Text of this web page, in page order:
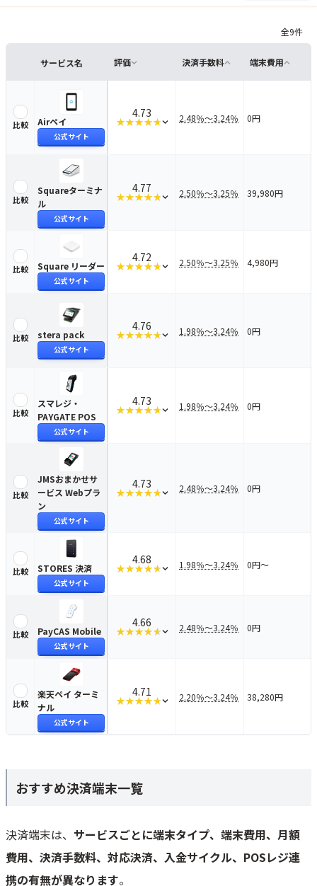
全9件
サービス名 評価 決済手数料 端末費用
比較
Airペイを比較する
Airペイ
公式サイト
4.73
★★★★★
★★★★★
評価の内訳を見る
2.48％〜3.24％ 0円
比較
Squareターミナルを比較する
Squareターミナ
ル
公式サイト
4.77
★★★★★
★★★★★
評価の内訳を見る
2.50％〜3.25％ 39,980円
比較
Square リーダーを比較する
Square リーダー
公式サイト
4.72
★★★★★
★★★★★
評価の内訳を見る
2.50％〜3.25％ 4,980円
比較
stera pack を比較する
stera pack
公式サイト
4.76
★★★★★
★★★★★
評価の内訳を見る
1.98％〜3.24％ 0円
比較
スマレジ・PAYGATE POS を比較する
スマレジ・
PAYGATE POS
公式サイト
4.73
★★★★★
★★★★★
評価の内訳を見る
1.98％〜3.24％ 0円
比較
JMSおまかせサービス Webプランを比較する
JMSおまかせサ
ービス Webプラ
ン
公式サイト
4.73
★★★★★
★★★★★
評価の内訳を見る
2.48％〜3.24％ 0円
比較
STORES 決済を比較する
STORES 決済
公式サイト
4.68
★★★★★
★★★★★
評価の内訳を見る
1.98％〜3.24％ 0円〜
比較
PayCAS Mobileを比較する
PayCAS Mobile
公式サイト
4.66
★★★★★
★★★★★
評価の内訳を見る
2.48％〜3.24％ 0円
比較
楽天ペイ ターミナル を比較する
楽天ペイ ターミ
ナル
公式サイト
4.71
★★★★★
★★★★★
評価の内訳を見る
2.20％〜3.24％ 38,280円
おすすめ決済端末一覧
決済端末は、 サービスごとに端末タイプ、端末費用、月額
費用、決済手数料、対応決済、入金サイクル、POSレジ連
携の有無が異なります。